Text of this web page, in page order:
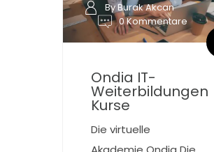
By Burak Akcan
0 Kommentare
Ondia IT-
Weiterbildungen
Kurse
Die virtuelle